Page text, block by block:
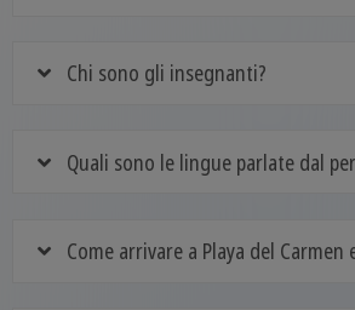
Chi sono gli insegnanti?
Quali sono le lingue parlate dal
Come arrivare a Playa del Carmen